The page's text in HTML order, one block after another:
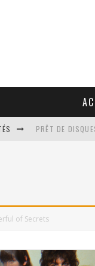
PRÊT DE
VENTE AUX
of Secrets